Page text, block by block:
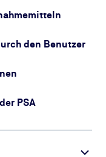
den Benutzer
PSA